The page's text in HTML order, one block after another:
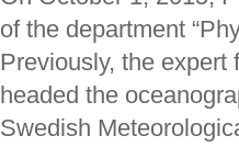
of the department
Previously, the expert
headed the
Swedish